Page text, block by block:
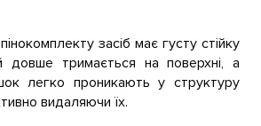
засіб має густу стійку
довше тримається на поверхні, а
легко проникають у структуру
видаляючи їх.